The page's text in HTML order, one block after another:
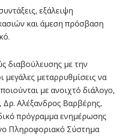
εξάλειψη
και άμεση πρόσβαση
διαβούλευσης με την
μεγάλες μεταρρυθμίσεις να
με ανοιχτό διάλογο,
Δρ. Αλέξανδρος Βαρβέρης,
πρόγραμμα ενημέρωσης
Πληροφοριακό Σύστημα